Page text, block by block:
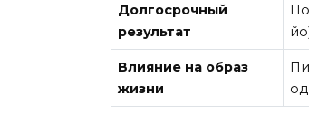
Долгосрочный
результат
Влияние на образ
жизни